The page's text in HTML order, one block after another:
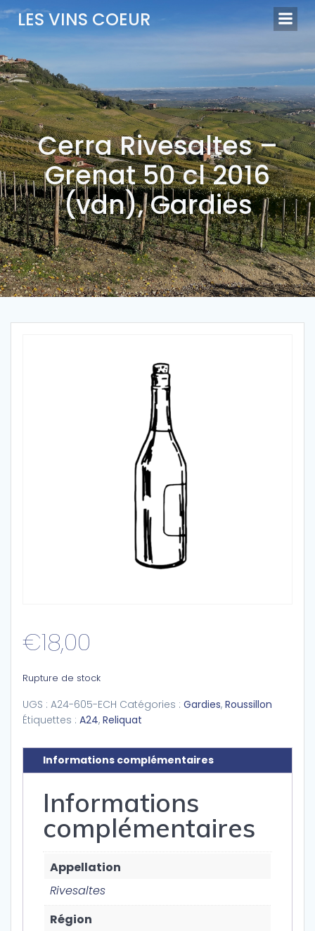
Aller
au
contenu
LES VINS COEUR
Cerra Rivesaltes –
Grenat 50 cl 2016
(vdn), Gardies
€18,00
Rupture de stock
UGS : A24-605-ECH Catégories : Gardies, Roussillon
Étiquettes : A24, Reliquat
Informations complémentaires
Informations
complémentaires
Appellation
Rivesaltes
Région